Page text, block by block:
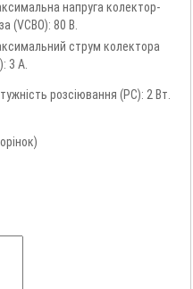
напруга колектор-
(VCBO): 80 В.
струм колектора
3 А.
розсіювання (PC): 2 Вт.